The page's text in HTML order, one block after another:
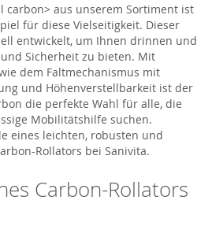
carbon> aus unserem Sortiment ist
für diese Vielseitigkeit. Dieser
entwickelt, um Ihnen drinnen und
Sicherheit zu bieten. Mit
dem Faltmechanismus mit
und Höhenverstellbarkeit ist der
die perfekte Wahl für alle, die
Mobilitätshilfe suchen.
eines leichten, robusten und
Rollators bei Sanivita.
Carbon-Rollators